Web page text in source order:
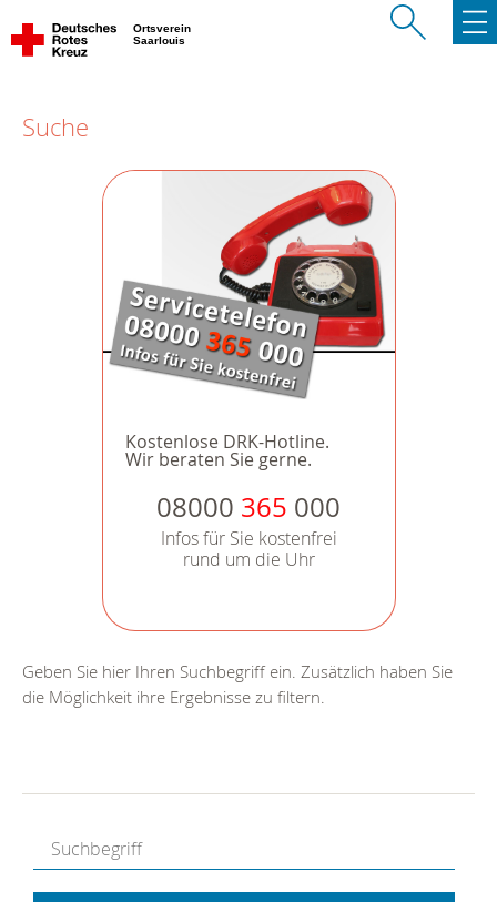
Ortsverein
Saarlouis
Suche
Kostenlose DRK-Hotline.
Wir beraten Sie gerne.
08000 365 000
Infos für Sie kostenfrei
rund um die Uhr
Geben Sie hier Ihren Suchbegriff ein. Zusätzlich haben Sie
die Möglichkeit ihre Ergebnisse zu filtern.